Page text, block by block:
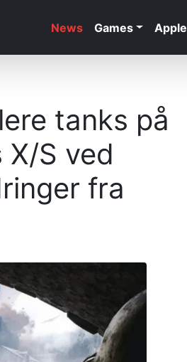
News Games Apple
tanks på
X/S ved
fra